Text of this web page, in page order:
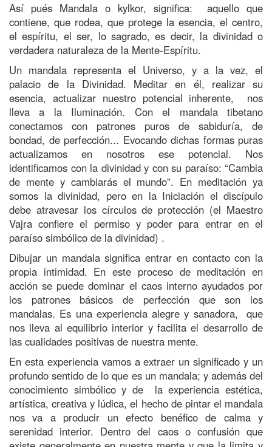
Así pués Mandala o kylkor, significa: aquello que
contiene, que rodea, que protege la esencia, el centro,
el espíritu, el ser, lo sagrado, es decir, la divinidad o
verdadera naturaleza de la Mente-Espíritu.
Un mandala representa el Universo, y a la vez, el
palacio de la Divinidad. Meditar en él, realizar su
esencia, actualizar nuestro potencial inherente, nos
lleva a la Iluminación. Con el mandala tibetano
conectamos con patrones puros de sabiduría, de
bondad, de perfección... Evocando dichas formas puras
actualizamos en nosotros ese potencial. Nos
identificamos con la divinidad y con su paraíso: “Cambia
de mente y cambiarás el mundo”. En meditación ya
somos la divinidad, pero en la Iniciación el discípulo
debe atravesar los círculos de protección (el Maestro
Vajra confiere el permiso y poder para entrar en el
paraíso simbólico de la divinidad) .
Dibujar un mandala significa entrar en contacto con la
propia intimidad. En este proceso de meditación en
acción se puede dominar el caos interno ayudados por
los patrones básicos de perfección que son los
mandalas. Es una experiencia alegre y sanadora, que
nos lleva al equilibrio interior y facilita el desarrollo de
las cualidades positivas de nuestra mente.
En esta experiencia vamos a extraer un significado y un
profundo sentido de lo que es un mandala; y además del
conocimiento simbólico y de la experiencia estética,
artística, creativa y lúdica, el hecho de pintar el mandala
nos va a producir un efecto benéfico de calma y
serenidad interior. Dentro del caos o confusión que